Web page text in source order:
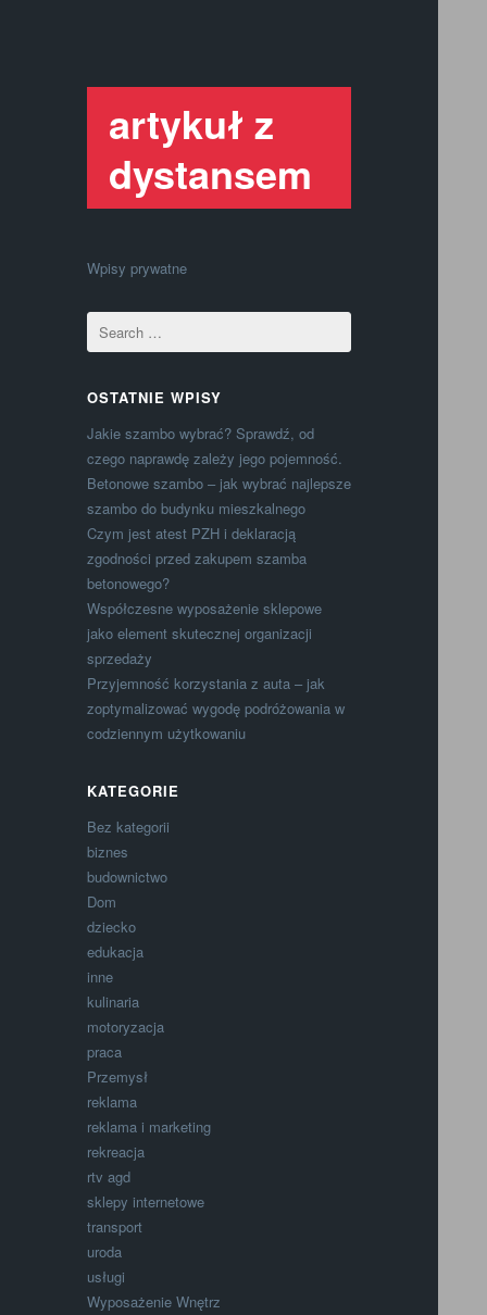
artykuł z
dystansem
Wpisy prywatne
OSTATNIE WPISY
Jakie szambo wybrać? Sprawdź, od
czego naprawdę zależy jego pojemność.
Betonowe szambo – jak wybrać najlepsze
szambo do budynku mieszkalnego
Czym jest atest PZH i deklaracją
zgodności przed zakupem szamba
betonowego?
Współczesne wyposażenie sklepowe
jako element skutecznej organizacji
sprzedaży
Przyjemność korzystania z auta – jak
zoptymalizować wygodę podróżowania w
codziennym użytkowaniu
KATEGORIE
Bez kategorii
biznes
budownictwo
Dom
dziecko
edukacja
inne
kulinaria
motoryzacja
praca
Przemysł
reklama
reklama i marketing
rekreacja
rtv agd
sklepy internetowe
transport
uroda
usługi
Wyposażenie Wnętrz